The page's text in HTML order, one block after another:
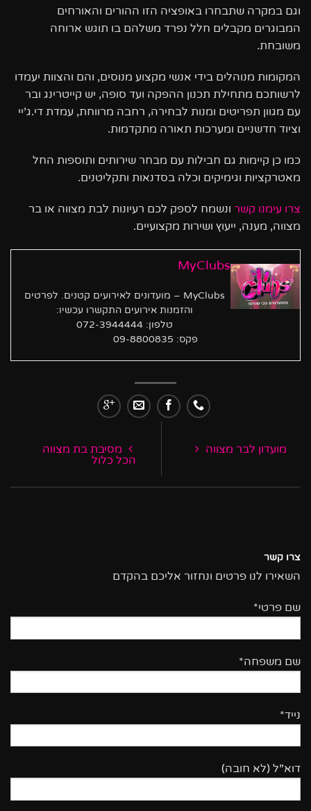
וגם במקרה שתבחרו באופציה הזו ההורים והאורחים
המבוגרים מקבלים חלל נפרד משלהם בו תוגש ארוחה
משובחת.
המקומות מנוהלים בידי אנשי מקצוע מנוסים, והם והצוות יעמדו
לרשותכם מתחילת תכנון ההפקה ועד סופה, יש קייטרינג ובר
עם מגוון תפריטים ומנות לבחירה, רחבה מרווחת, עמדת די.ג’יי
וציוד חדשניים ומערכות תאורה מתקדמות.
כמו כן קיימות גם חבילות עם מבחר שירותים ותוספות החל
מאטרקציות וגימיקים וכלה בסדנאות ותקליטנים.
צרו עימנו קשר ונשמח לספק לכם רעיונות לבת מצווה או בר
מצווה, מענה, ייעוץ ושירות מקצועיים.
MyClubs
MyClubs – מועדונים לאירועים קטנים. לפרטים
והזמנות אירועים התקשרו עכשיו:
טלפון: 072-3944444
פקס: 09-8800835
מסיבת בת מצווה
הכל כלול
מועדון לבר מצווה
צרו קשר
השאירו לנו פרטים ונחזור אליכם בהקדם
שם פרטי*
שם משפחה*
נייד*
דוא”ל (לא חובה)